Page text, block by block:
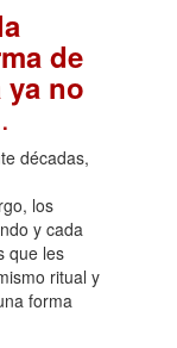
de
no
.
décadas,
los
y cada
que les
ritual y
forma